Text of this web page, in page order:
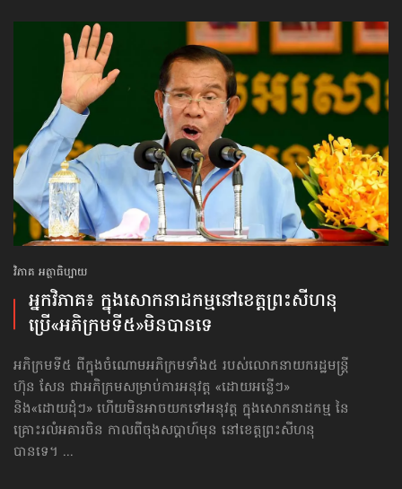
វិភាគ អត្ថាធិប្បាយ
អ្នកវិភាគ៖ ក្នុង​សោកនាដកម្ម​នៅខេត្ត​ព្រះសីហនុ
ប្រើ«អភិក្រមទី៥»​មិនបានទេ
អភិក្រមទី៥ ពីក្នុងចំណោមអភិក្រមទាំង៥ របស់លោកនាយករដ្ឋមន្ត្រី
ហ៊ុន សែន ជាអភិក្រមសម្រាប់ការអនុវត្ត «ដោយអន្លើៗ»
និង«ដោយដុំៗ» ហើយមិនអាចយកទៅអនុវត្ត ក្នុងសោកនាដកម្ម នៃ
គ្រោះរលំអគារចិន កាលពីចុងសប្ដាហ៍មុន នៅខេត្តព្រះសីហនុ
បានទេ។ ...